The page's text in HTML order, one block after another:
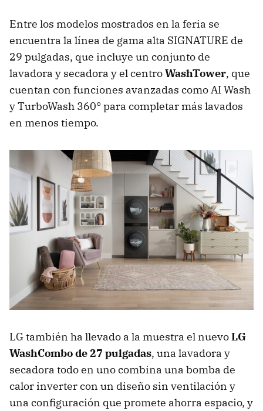
Entre los modelos mostrados en la feria se
encuentra la línea de gama alta SIGNATURE de
29 pulgadas, que incluye un conjunto de
lavadora y secadora y el centroWashTower, que
cuentan con funciones avanzadas como AI Wash
y TurboWash 360° para completar más lavados
en menos tiempo.
LG también ha llevado a la muestra el nuevoLG
WashCombo de 27 pulgadas, una lavadora y
secadora todo en uno combina una bomba de
calor inverter con un diseño sin ventilación y
una configuración que promete ahorra espacio, y